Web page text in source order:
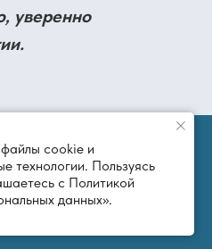
cookie и
технологии. Пользуясь
с Политикой
данных».
уверенно
Шмидта 58, оф. 312. Тел.:
383 26 74.